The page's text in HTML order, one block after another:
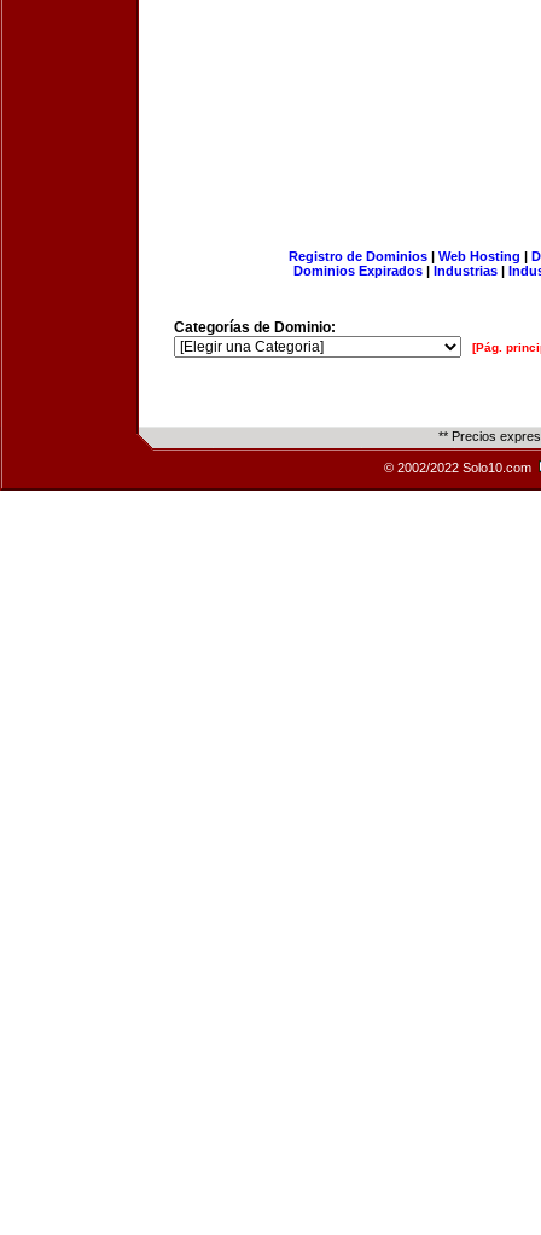
Registro de Dominios| Web Hosting |
Dominios Expirados | Industrias |
Categorías de Dominio:
[Pág.
** Precios
© 2002/2022 Solo10.com